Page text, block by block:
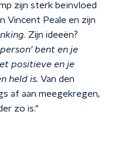
zijn sterk beïnvloed
Vincent Peale en zijn
. Zijn ideeën?
bent en je
positieve en je
held is. Van den
af aan meegekregen,
zo is."